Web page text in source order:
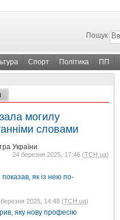
Пошук
Спорт Політика ПП
могилу
словами
України.
24 березня 2025, 17:46 (ТСН.ua)
як із нею по-
2025, 14:48 (ТСН.ua)
яку нову професію